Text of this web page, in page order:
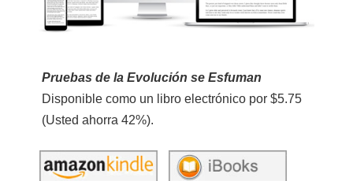
Pruebas de la Evolución se Esfuman
Disponible como un libro electrónico por $5.75
(Usted ahorra 42%).